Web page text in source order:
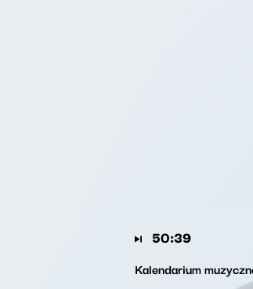
50:39
Kalendarium